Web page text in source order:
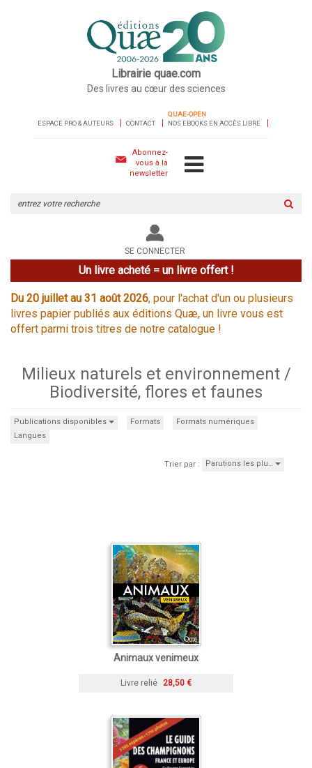
Librairie quae.com
Des livres au cœur des sciences
ESPACE PRO & AUTEURS CONTACT
QUAE-OPEN
NOS EBOOKS EN ACCÈS LIBRE
Abonnez-
vous à la
newsletter
le
site
SE CONNECTER
Un livre acheté = un livre offert !
Du 20 juillet au 31 août 2026, pour l'achat d'un ou plusieurs
livres papier publiés aux éditions Quæ, un livre vous est
offert parmi trois titres de notre catalogue !
Milieux naturels et environnement /
Biodiversité, flores et faunes
Publications disponibles Formats
Formats numériques
Langues
Trier par : Parutions les plu…
Animaux venimeux
Livre relié 28,50 €